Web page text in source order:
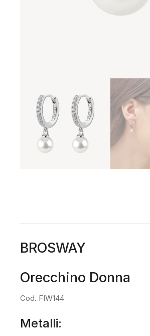
BROSWAY
Orecchino Donna
Cod. FIW144
Metalli: